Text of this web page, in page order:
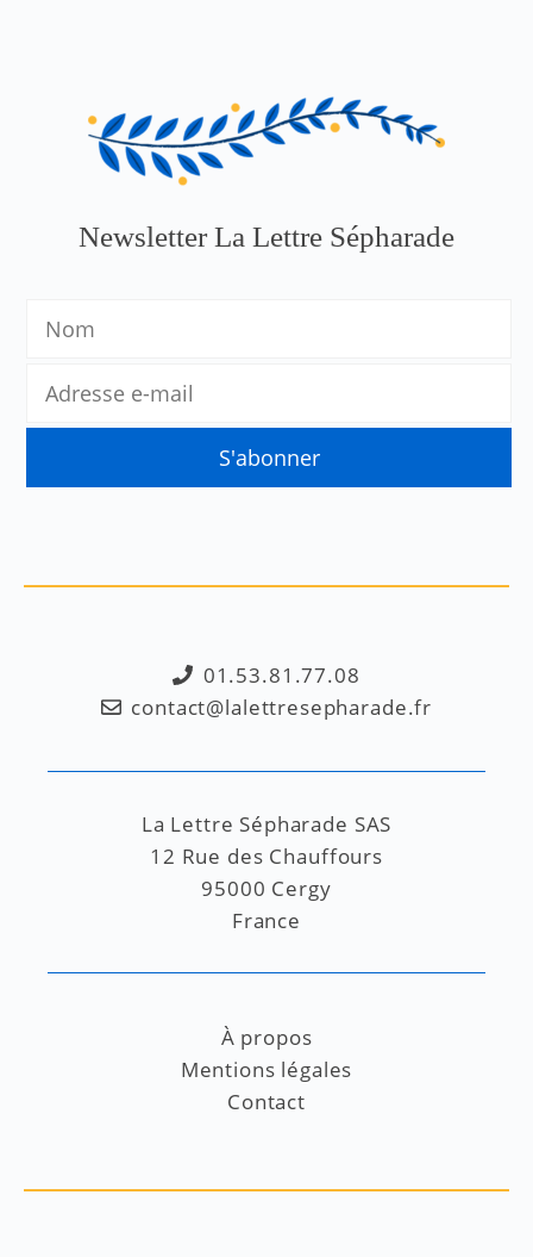
Newsletter La Lettre Sépharade
01.53.81.77.08
contact@lalettresepharade.fr
La Lettre Sépharade SAS
12 Rue des Chauffours
95000 Cergy
France
À propos
Mentions légales
Contact